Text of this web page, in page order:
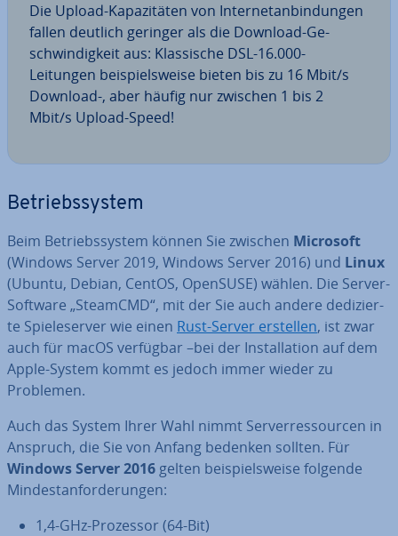
Die Upload-Ka­pa­zi­tä­ten von In­ter­net­an­bin­dun­gen
fallen deutlich geringer als die Download-Ge­
schwin­dig­keit aus: Klas­si­sche DSL-16.000-
Leitungen bei­spiels­wei­se bieten bis zu 16 Mbit/s
Download-, aber häufig nur zwischen 1 bis 2
Mbit/s Upload-Speed!
Be­triebs­sys­tem
Beim Be­triebs­sys­tem können Sie zwischen Microsoft
(Windows Server 2019, Windows Server 2016) und Linux
(Ubuntu, Debian, CentOS, OpenSUSE) wählen. Die Server-
Software „SteamCMD“, mit der Sie auch andere de­di­zier­
te Spie­le­ser­ver wie einen Rust-Server erstellen, ist zwar
auch für macOS verfügbar –bei der In­stal­la­ti­on auf dem
Apple-System kommt es jedoch immer wieder zu
Problemen.
Auch das System Ihrer Wahl nimmt Ser­ver­res­sour­cen in
Anspruch, die Sie von Anfang bedenken sollten. Für
Windows Server 2016 gelten bei­spiels­wei­se folgende
Min­dest­an­for­de­run­gen:
1,4-GHz-Prozessor (64-Bit)